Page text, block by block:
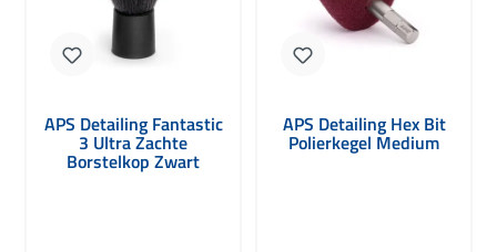
APS Detailing Fantastic
3 Ultra Zachte
Borstelkop Zwart
APS Detailing Hex Bit
Polierkegel Medium